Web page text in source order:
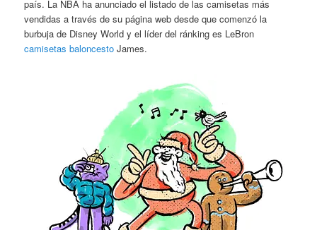
país. La NBA ha anunciado el listado de las camisetas más
vendidas a través de su página web desde que comenzó la
burbuja de Disney World y el líder del ránking es LeBron
camisetas baloncesto James.